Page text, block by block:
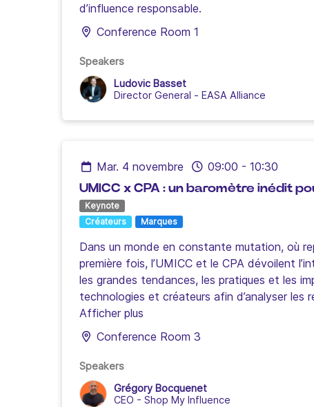
d’influence responsable.
Conference Room 1
Speakers
Ludovic Basset
Director General - EASA Alliance
mar. 4 novembre 09:00 - 10:30
UMICC x CPA : un baromètre inédit
Keynote
Créateurs
Marques
Dans un monde en constante mutation, où
première fois, l’UMICC et le CPA dévoilent
les grandes tendances, les pratiques et les
technologies et créateurs afin d’analyser les
incontournable pour comprendre comment
Afficher plus
Conference Room 3
Speakers
Grégory Bocquenet
CEO - Shop My Influence